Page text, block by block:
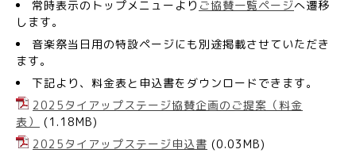
常時表示のトップメニューより ご協賛一覧ページへ遷移
します。
音楽祭当日用の特設ページにも別途掲載させていただき
ます。
下記より、料金表と申込書をダウンロードできます。
2025タイアップステージ協賛企画のご提案（料金
表）
(1.18MB)
2025タイアップステージ申込書 (0.03MB)